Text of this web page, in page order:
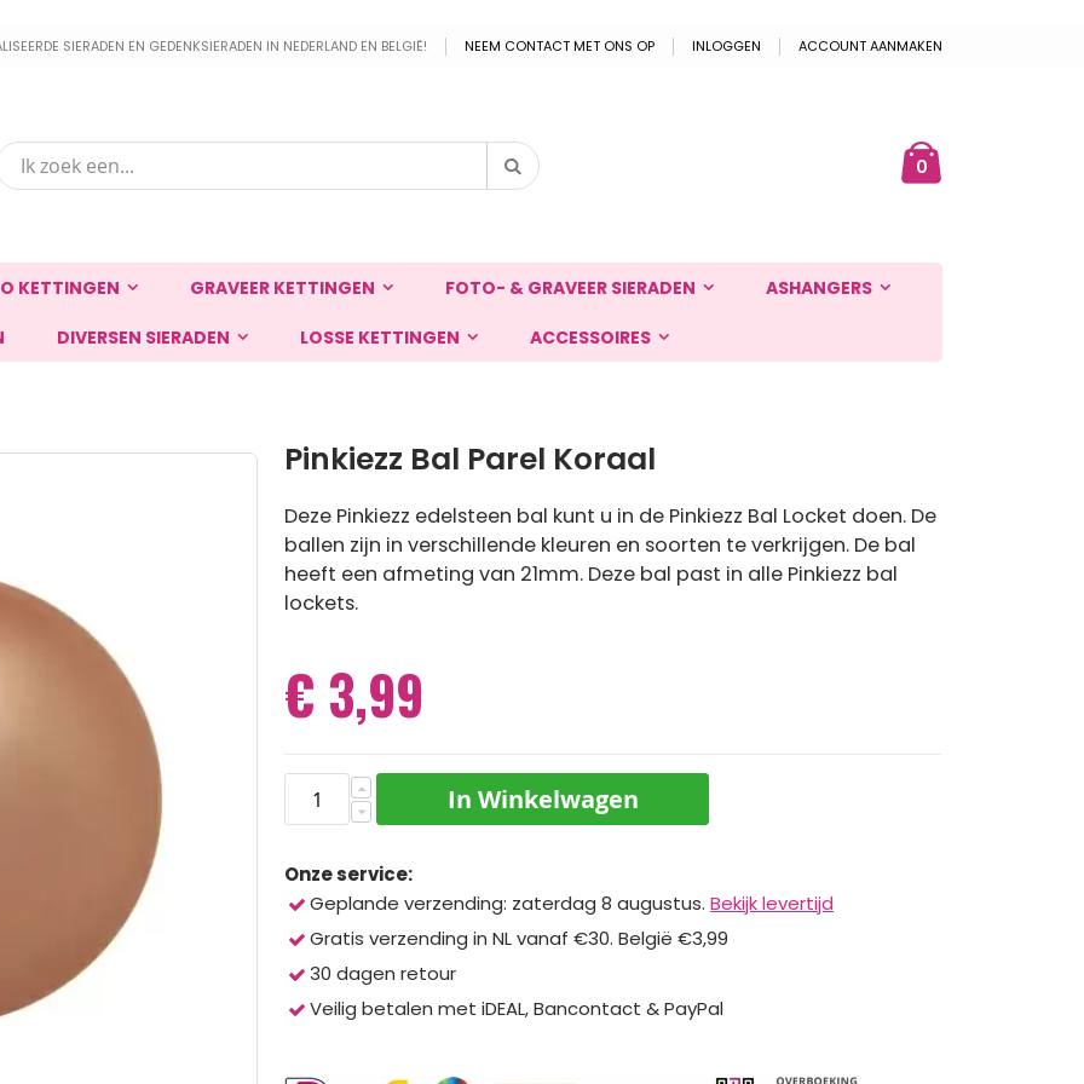
SIERADEN EN GEDENKSIERADEN IN NEDERLAND EN BELGIË! NEEM CONTACT MET ONS OP INLOGGEN ACCOUNT AANMAKEN
0producten
Zoek
KETTINGEN GRAVEER KETTINGEN FOTO- & GRAVEER SIERADEN ASHANGERS
DIVERSEN SIERADEN LOSSE KETTINGEN ACCESSOIRES
Pinkiezz Bal Parel Koraal
Deze Pinkiezz edelsteen bal kunt u in de Pinkiezz Bal Locket doen. De
ballen zijn in verschillende kleuren en soorten te verkrijgen. De bal
heeft een afmeting van 21mm. Deze bal past in alle Pinkiezz bal
lockets.
€ 3,99
In Winkelwagen
Onze service:
Geplande verzending: zaterdag 8 augustus. Bekijk levertijd
Gratis verzending in NL vanaf €30. België €3,99
30 dagen retour
Veilig betalen met iDEAL, Bancontact & PayPal